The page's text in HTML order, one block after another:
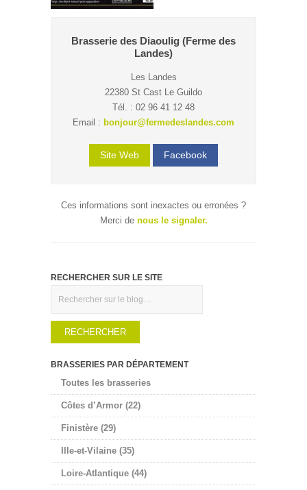
Brasserie des Diaoulig (Ferme des
Landes)
Les Landes
22380 St Cast Le Guildo
Tél. : 02 96 41 12 48
Email : bonjour@fermedeslandes.com
Site Web Facebook
Ces informations sont inexactes ou erronées ?
Merci de nous le signaler.
RECHERCHER SUR LE SITE
BRASSERIES PAR DÉPARTEMENT
Toutes les brasseries
Côtes d’Armor (22)
Finistère (29)
Ille-et-Vilaine (35)
Loire-Atlantique (44)